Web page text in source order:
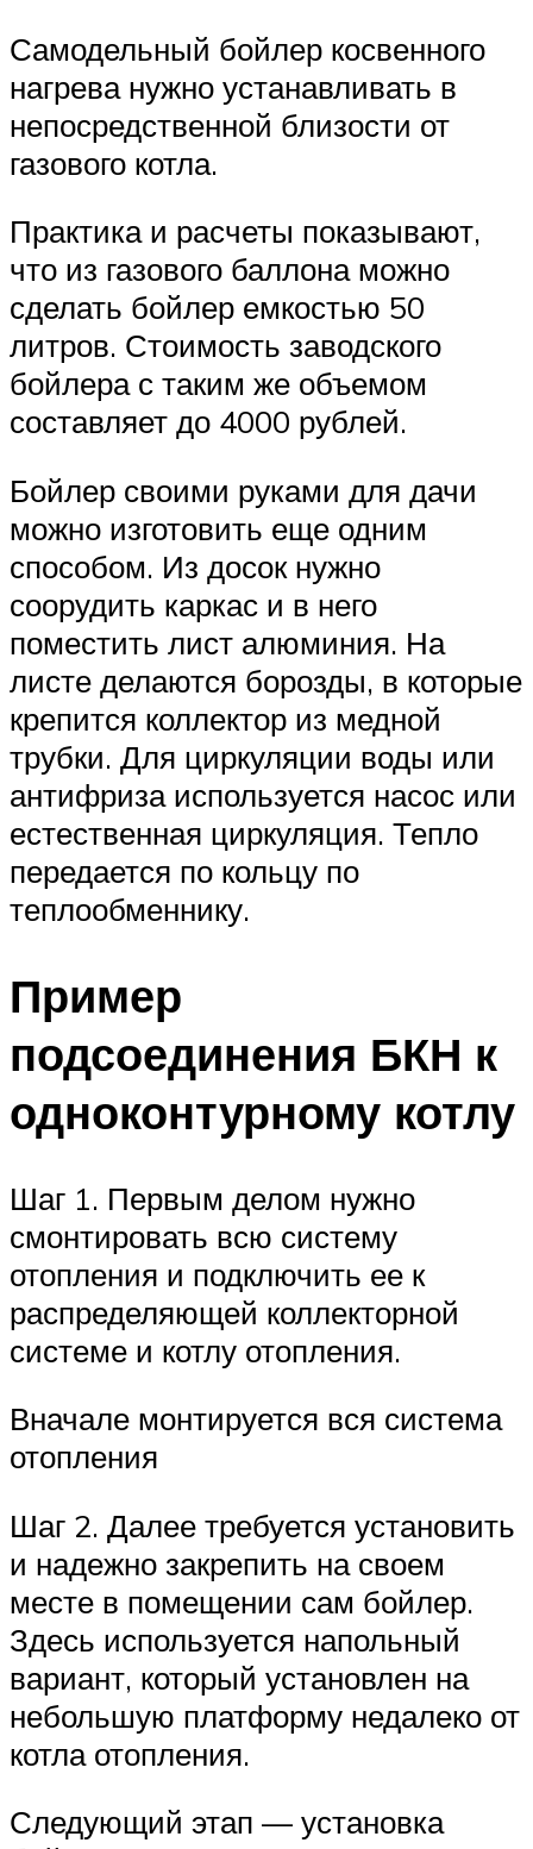
Самодельный бойлер косвенного
нагрева нужно устанавливать в
непосредственной близости от
газового котла.
Практика и расчеты показывают,
что из газового баллона можно
сделать бойлер емкостью 50
литров. Стоимость заводского
бойлера с таким же объемом
составляет до 4000 рублей.
Бойлер своими руками для дачи
можно изготовить еще одним
способом. Из досок нужно
соорудить каркас и в него
поместить лист алюминия. На
листе делаются борозды, в которые
крепится коллектор из медной
трубки. Для циркуляции воды или
антифриза используется насос или
естественная циркуляция. Тепло
передается по кольцу по
теплообменнику.
Пример
подсоединения БКН к
одноконтурному котлу
Шаг 1. Первым делом нужно
смонтировать всю систему
отопления и подключить ее к
распределяющей коллекторной
системе и котлу отопления.
Вначале монтируется вся система
отопления
Шаг 2. Далее требуется установить
и надежно закрепить на своем
месте в помещении сам бойлер.
Здесь используется напольный
вариант, который установлен на
небольшую платформу недалеко от
котла отопления.
Следующий этап — установка